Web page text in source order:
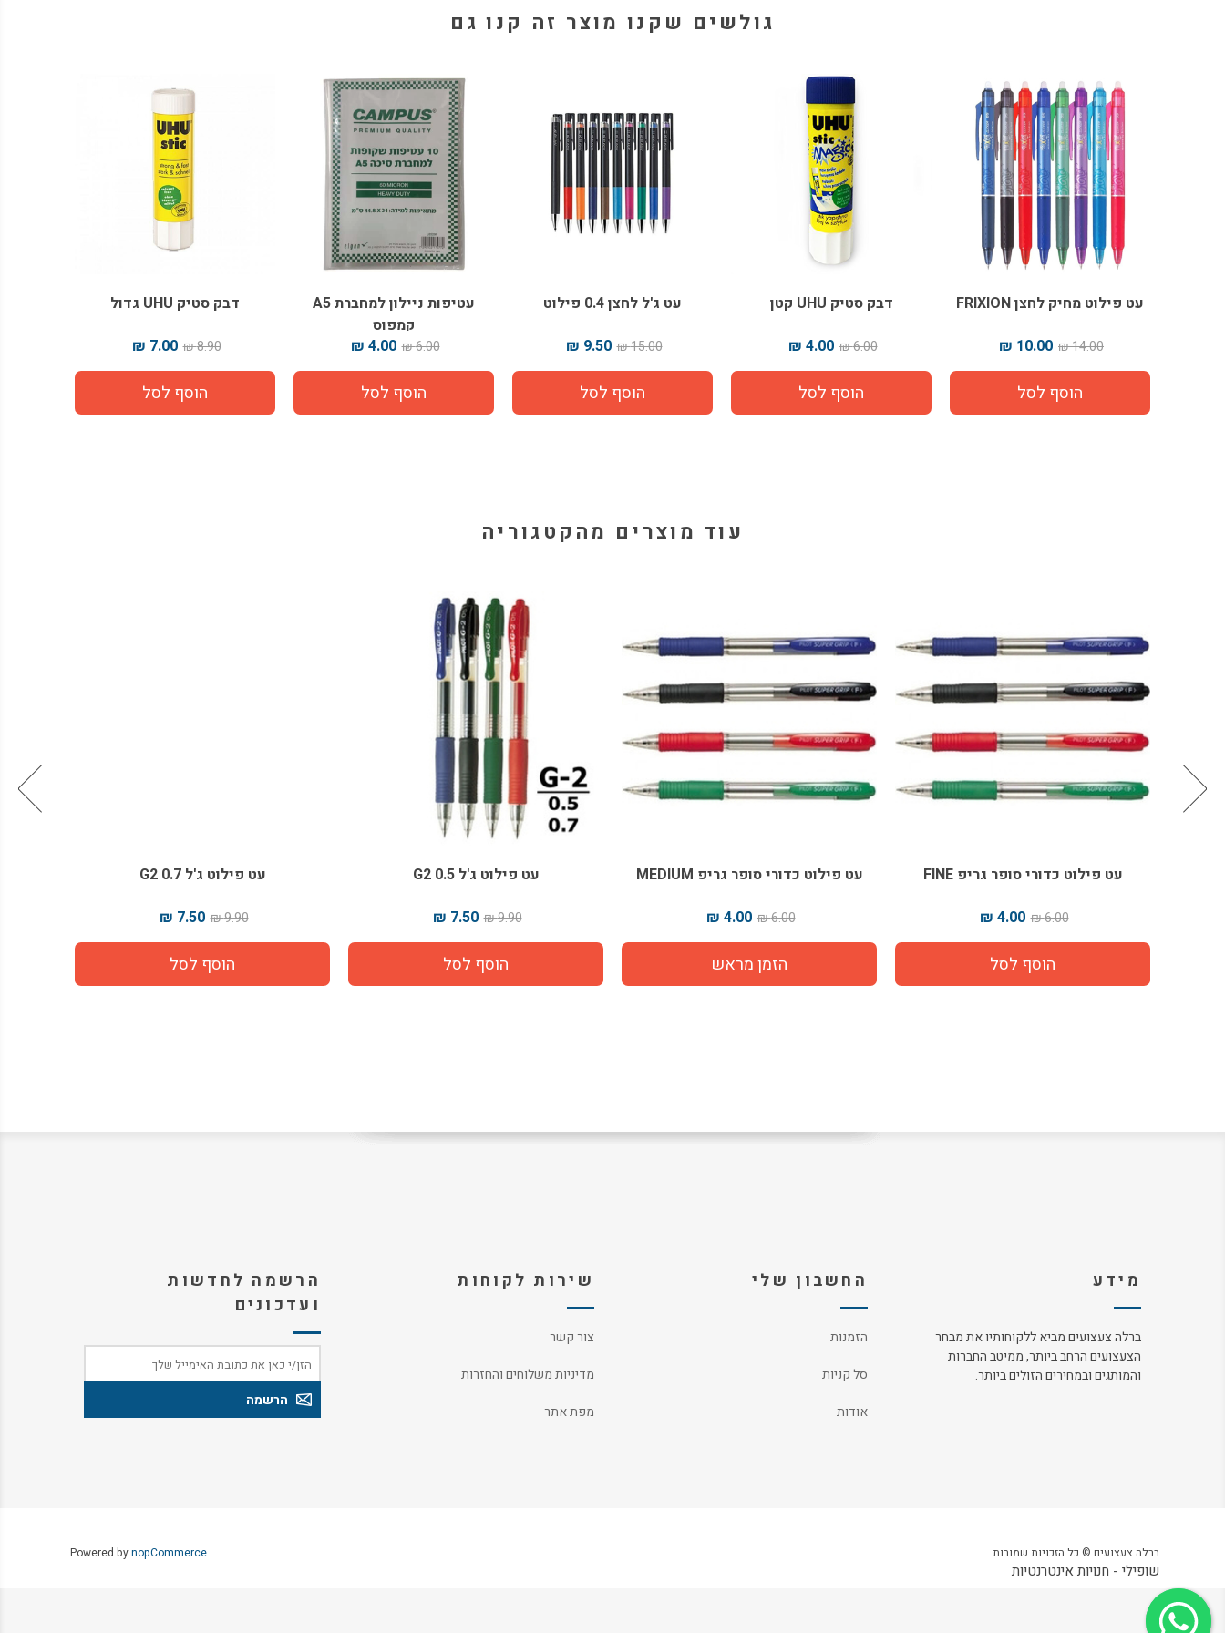
גולשים שקנו מוצר זה קנו גם
עט פילוט מחיק לחצן FRIXION
14.00 ₪
10.00 ₪
דבק סטיק UHU קטן
6.00 ₪
4.00 ₪
עט ג'ל לחצן 0.4 פילוט
15.00 ₪
9.50 ₪
עטיפות ניילון למחברת A5
קמפוס
6.00 ₪
4.00 ₪
דבק סטיק UHU גדול
8.90 ₪
7.00 ₪
עוד מוצרים מהקטגוריה
עט פילוט כדורי סופר גריפ FINE
6.00 ₪
4.00 ₪
עט פילוט כדורי סופר גריפ MEDIUM
6.00 ₪
4.00 ₪
עט פילוט ג'ל G2 0.5
9.90 ₪
7.50 ₪
עט פילוט ג'ל G2 0.7
9.90 ₪
7.50 ₪
מידע
ברלה צעצועים מביא ללקוחותיו את מבחר
הצעצועים הרחב ביותר, ממיטב החברות
והמותגים ובמחירים הזולים ביותר.
החשבון שלי
הזמנות
סל קניות
אודות
שירות לקוחות
צור קשר
מדיניות משלוחים והחזרות
מפת אתר
הרשמה לחדשות
ועדכונים
Powered bynopCommerce ברלה צעצועים © כל הזכויות שמורות.
שופילי - חנויות אינטרנטיות